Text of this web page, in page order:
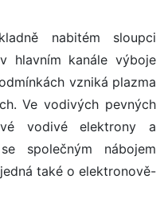
nabitém sloupci
hlavním kanále výboje
vzniká plazma
Ve vodivých pevných
vodivé elektrony a
společným nábojem
také o elektronově-